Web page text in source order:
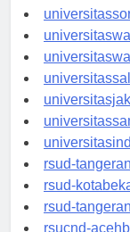
rsud-
rsud-
rsud-